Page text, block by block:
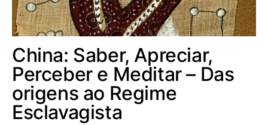
China: Saber, Apreciar,
Perceber e Meditar – Das
origens ao Regime
Esclavagista